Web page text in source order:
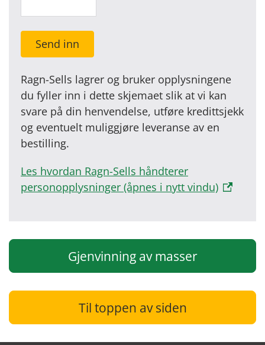
Send inn
Ragn-Sells lagrer og bruker opplysningene
du fyller inn i dette skjemaet slik at vi kan
svare på din henvendelse, utføre kredittsjekk
og eventuelt muliggjøre leveranse av en
bestilling.
Les hvordan Ragn-Sells håndterer
personopplysninger (åpnes i nytt vindu)
Gjenvinning av masser
Til toppen av siden